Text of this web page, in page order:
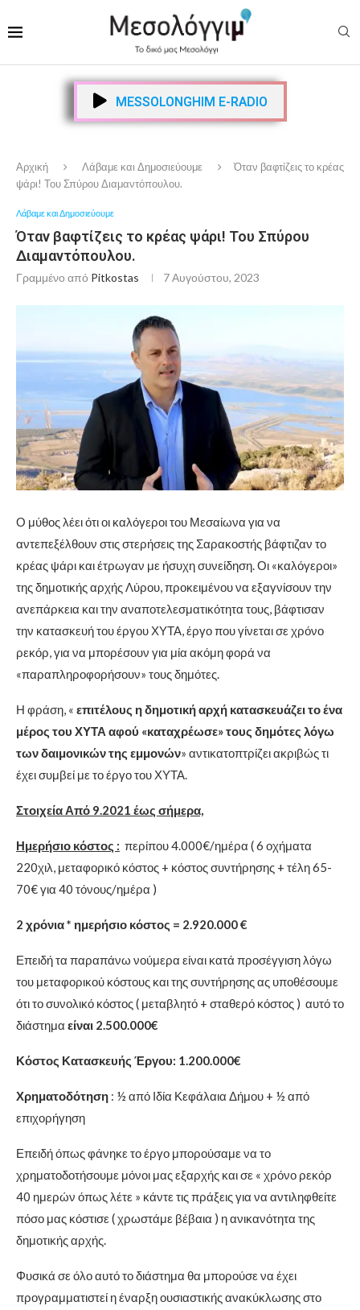
MESSOLONGHIM E-RADIO
Αρχική Λάβαμε και Δημοσιεύουμε
Όταν βαφτίζεις το κρέας
ψάρι! Του Σπύρου Διαμαντόπουλου.
Λάβαμε και Δημοσιεύουμε
Όταν βαφτίζεις το κρέας ψάρι! Του Σπύρου
Διαμαντόπουλου.
Γραμμένο από Pitkostas 7 Αυγούστου, 2023
Ο μύθος λέει ότι οι καλόγεροι του Μεσαίωνα για να
αντεπεξέλθουν στις στερήσεις της Σαρακοστής βάφτιζαν το
κρέας ψάρι και έτρωγαν με ήσυχη συνείδηση. Οι «καλόγεροι»
της δημοτικής αρχής Λύρου, προκειμένου να εξαγνίσουν την
ανεπάρκεια και την αναποτελεσματικότητα τους, βάφτισαν
την κατασκευή του έργου ΧΥΤΑ, έργο που γίνεται σε χρόνο
ρεκόρ, για να μπορέσουν για μία ακόμη φορά να
«παραπληροφορήσουν» τους δημότες.
Η φράση, « επιτέλους η δημοτική αρχή κατασκευάζει το ένα
μέρος του ΧΥΤΑ αφού «καταχρέωσε» τους δημότες λόγω
των δαιμονικών της εμμονών» αντικατοπτρίζει ακριβώς τι
έχει συμβεί με το έργο του ΧΥΤΑ.
Στοιχεία Από 9.2021 έως σήμερα,
Ημερήσιο κόστος : περίπου 4.000€/ημέρα ( 6 οχήματα
220χιλ, μεταφορικό κόστος + κόστος συντήρησης + τέλη 65-
70€ για 40 τόνους/ημέρα )
2 χρόνια * ημερήσιο κόστος = 2.920.000 €
Επειδή τα παραπάνω νούμερα είναι κατά προσέγγιση λόγω
του μεταφορικού κόστους και της συντήρησης ας υποθέσουμε
ότι το συνολικό κόστος ( μεταβλητό + σταθερό κόστος ) αυτό το
διάστημα είναι 2.500.000€
Κόστος Κατασκευής Έργου: 1.200.000€
Χρηματοδότηση : ½ από Ιδία Κεφάλαια Δήμου + ½ από
επιχορήγηση
Επειδή όπως φάνηκε το έργο μπορούσαμε να το
χρηματοδοτήσουμε μόνοι μας εξαρχής και σε « χρόνο ρεκόρ
40 ημερών όπως λέτε » κάντε τις πράξεις για να αντιληφθείτε
πόσο μας κόστισε ( χρωστάμε βέβαια ) η ανικανότητα της
δημοτικής αρχής.
Φυσικά σε όλο αυτό το διάστημα θα μπορούσε να έχει
προγραμματιστεί η έναρξη ουσιαστικής ανακύκλωσης στο